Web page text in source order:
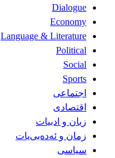
Dialogue
Economy
Language & Literature
Political
Social
Sports
اجتماعی
اقتصادی
زبان و ادبیات
زمان و ئەدەبی‌یات
سیاسی